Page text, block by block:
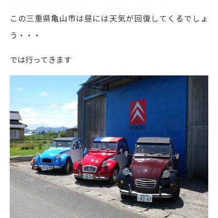
この三重県亀山市は昼には天気が回復してくるでしょ
う・・・
では行ってきます